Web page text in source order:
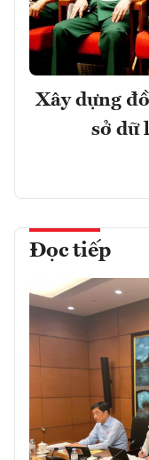
Xây dựng
sở dữ
Đọc tiếp